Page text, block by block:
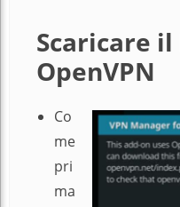
Scaricare
OpenVPN
Co
me
pri
ma